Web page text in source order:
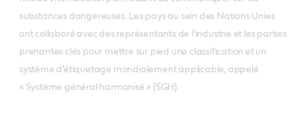
substances dangereuses. Les pays au sein des Nations Unies
ont collaboré avec des représentants de l’industrie et les parties
prenantes clés pour mettre sur pied une classification et un
système d’étiquetage mondialement applicable, appelé
« Système général harmonisé » (SGH).